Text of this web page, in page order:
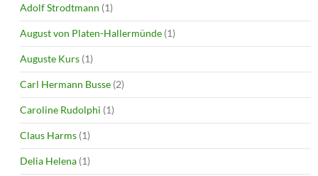
Adolf Strodtmann (1)
August von Platen-Hallermünde (1)
Auguste Kurs (1)
Carl Hermann Busse (2)
Caroline Rudolphi (1)
Claus Harms (1)
Delia Helena (1)